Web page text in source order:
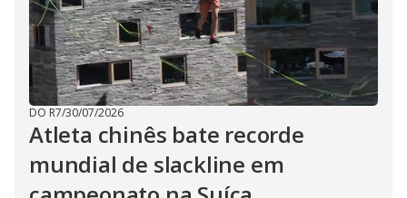
DO R7/30/07/2026
Atleta chinês bate recorde
mundial de slackline em